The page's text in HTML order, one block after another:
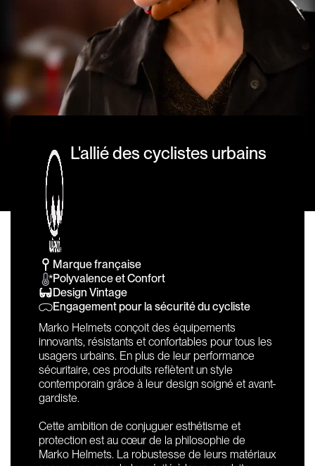
L'allié des cyclistes urbains
Marque française
Polyvalence et Confort
Design Vintage
Engagement pour la sécurité du cycliste
Marko Helmets conçoit des équipements
innovants, résistants et confortables pour tous les
usagers urbains. En plus de leur performance
sécuritaire, ces produits reflètent un style
contemporain grâce à leur design soigné et avant-
gardiste.
Cette ambition de conjuguer esthétisme et
protection est au cœur de la philosophie de
Marko Helmets. La robustesse de leurs matériaux